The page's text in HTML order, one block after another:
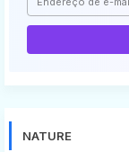
NATURE